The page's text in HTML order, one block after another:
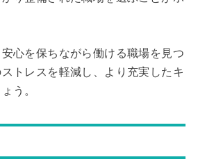
心を保ちながら働ける職場を見つ
トレスを軽減し、より充実したキ
う。